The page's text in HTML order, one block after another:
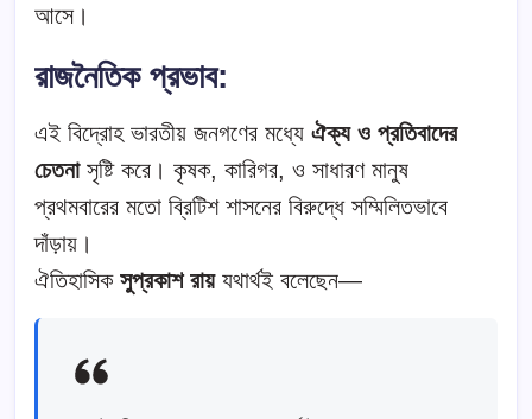
আসে।
রাজনৈতিক প্রভাব:
এই বিদ্রোহ ভারতীয় জনগণের মধ্যে ঐক্য ও প্রতিবাদের
চেতনাসৃষ্টি করে। কৃষক, কারিগর, ও সাধারণ মানুষ
প্রথমবারের মতো ব্রিটিশ শাসনের বিরুদ্ধে সম্মিলিতভাবে
দাঁড়ায়।
ঐতিহাসিক সুপ্রকাশ রায়যথার্থই বলেছেন—